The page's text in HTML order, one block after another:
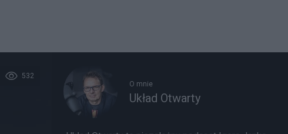
532
O mnie
Układ Otwarty